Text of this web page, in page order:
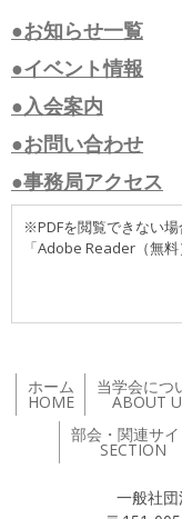
●お知らせ一覧
●イベント情報
●入会案内
●お問い合わせ
●事務局アクセス
※PDFを閲覧できない
「Adobe Reader（無
ホーム
HOME
当学会につ
ABOUT
部会・関連サイ
SECTION
一般社